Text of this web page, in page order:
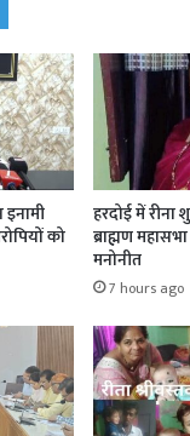
को
हरदोई में
ब्राह्मण
मनोनीत
7 hours ago